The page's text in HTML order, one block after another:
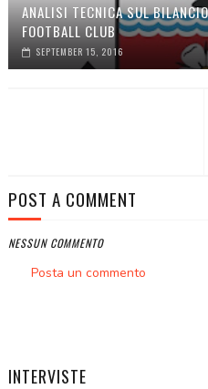
ANALISI TECNICA SUL
FOOTBALL CLUB
SEPTEMBER 15, 2016
POST A COMMENT
NESSUN COMMENTO
Posta un commento
INTERVISTE